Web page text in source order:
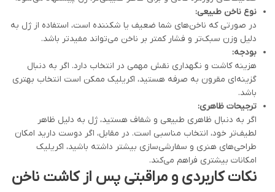
نوع ناخن طبیعی:
در صورتی که ناخن‌های شما ضعیف یا شکننده است، استفاده از ژل به
دلیل وزن سبک‌تر و فشار کمتر بر ناخن می‌تواند مفیدتر باشد.
بودجه:
هزینه کاشت و نگهداری نقش مهمی در انتخاب دارد. اگر به دنبال
گزینه‌ای مقرون به صرفه هستید، اکریلیک ممکن است انتخاب بهتری
باشد.
ترجیحات ظاهری:
اگر به دنبال ظاهری طبیعی و شفاف هستید، ژل به دلیل ظاهر
لطیف‌تر خود، انتخاب مناسبی است. در مقابل، اگر دوست دارید امکان
طراحی‌های هنری و سفارشی‌سازی بیشتر داشته باشید، اکریلیک
امکانات بیشتری فراهم می‌کند.
نکات کاربردی و مراقبتی پس از کاشت ناخن